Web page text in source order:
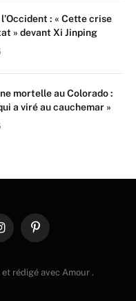
: « Cette crise
» devant Xi Jinping
mortelle au Colorado :
a viré au cauchemar »
Pinterest
rédigé avec Amour .